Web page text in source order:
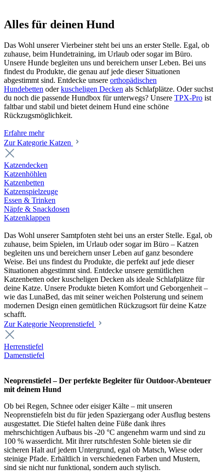
Alles für deinen Hund
Das Wohl unserer Vierbeiner steht bei uns an erster Stelle. Egal, ob
zuhause, beim Hundetraining, im Urlaub oder sogar im Büro.
Unsere Hunde begleiten uns und bereichern unser Leben. Bei uns
findest du Produkte, die genau auf jede dieser Situationen
abgestimmt sind. Entdecke unsere orthopädischen
Hundebetten oderkuscheligen Decken als Schlafplätze. Oder suchst
du noch die passende Hundbox für unterwegs? Unsere TPX-Pro ist
faltbar und stabil und bietet deinem Hund eine schöne
Rückzugsmöglichkeit.
Erfahre mehr
Zur Kategorie Katzen
Katzendecken
Katzenhöhlen
Katzenbetten
Katzenspielzeuge
Essen & Trinken
Näpfe & Snackdosen
Katzenklappen
Das Wohl unserer Samtpfoten steht bei uns an erster Stelle. Egal, ob
zuhause, beim Spielen, im Urlaub oder sogar im Büro – Katzen
begleiten uns und bereichern unser Leben auf ganz besondere
Weise. Bei uns findest du Produkte, die perfekt auf jede dieser
Situationen abgestimmt sind. Entdecke unsere gemütlichen
Katzenbetten oder kuscheligen Decken als ideale Schlafplätze für
deine Katze. Unsere Produkte bieten Komfort und Geborgenheit –
wie das LunaBed, das mit seiner weichen Polsterung und seinem
modernen Design einen gemütlichen Rückzugsort für deine Katze
schafft.
Zur Kategorie Neoprenstiefel
Herrenstiefel
Damenstiefel
Neoprenstiefel – Der perfekte Begleiter für Outdoor-Abenteuer
mit deinem Hund
Ob bei Regen, Schnee oder eisiger Kälte – mit unseren
Neoprenstiefeln bist du für jeden Spaziergang oder Ausflug bestens
ausgestattet. Die Stiefel halten deine Füße dank ihres
mehrschichtigen Aufbaus bis -20 °C angenehm warm und sind zu
100 % wasserdicht. Mit ihrer rutschfesten Sohle bieten sie dir
sicheren Halt auf jedem Untergrund, egal ob Matsch, Wiese oder
steinige Pfade. Erhältlich in verschiedenen Farben und Mustern,
sind sie nicht nur funktional, sondern auch stylisch.